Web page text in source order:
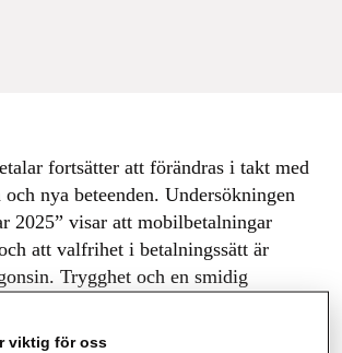
fortsätter att förändras i takt med
nya beteenden. Undersökningen
2025” visar att mobilbetalningar
att valfrihet i betalningssätt är
Trygghet och en smidig
hur de vill betala.
viktig för oss